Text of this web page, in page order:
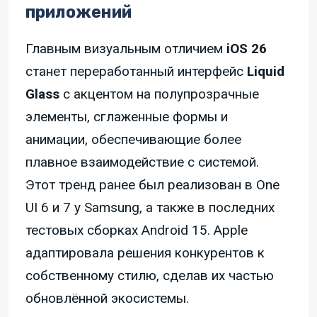
приложений
Главным визуальным отличием iOS 26
станет переработанный интерфейс Liquid
Glass с акцентом на полупрозрачные
элементы, сглаженные формы и
анимации, обеспечивающие более
плавное взаимодействие с системой.
Этот тренд ранее был реализован в One
UI 6 и 7 у Samsung, а также в последних
тестовых сборках Android 15. Apple
адаптировала решения конкурентов к
собственному стилю, сделав их частью
обновлённой экосистемы.